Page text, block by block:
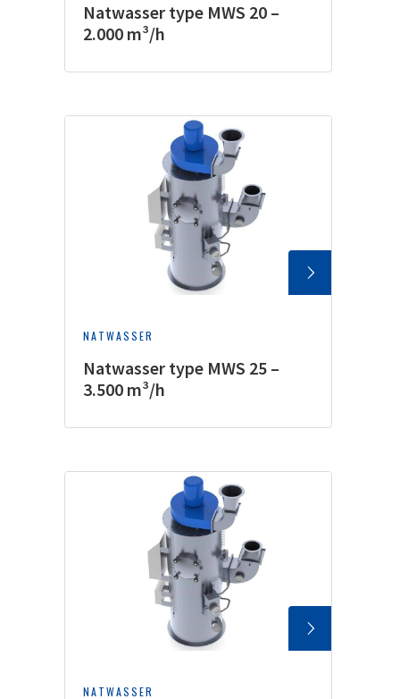
Natwasser type MWS 20 –
2.000 m³/h
NATWASSER
Natwasser type MWS 25 –
3.500 m³/h
NATWASSER